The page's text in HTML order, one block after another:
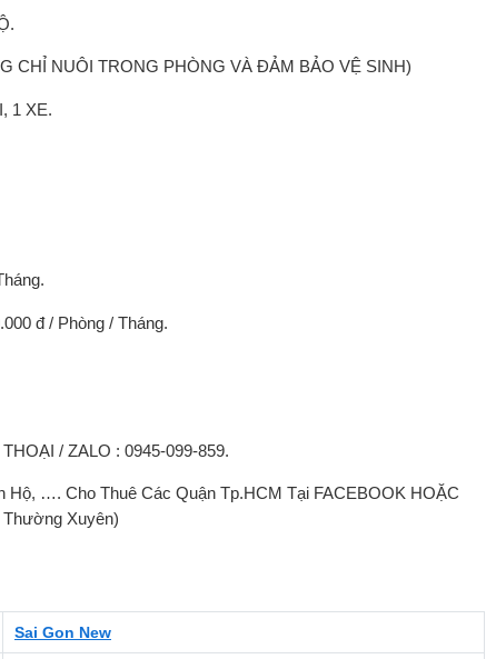
CHỈ NUÔI TRONG PHÒNG VÀ ĐẢM BẢO VỆ SINH)
1 XE.
đ / Phòng / Tháng.
/ ZALO : 0945-099-859.
Hộ, …. Cho Thuê Các Quận Tp.HCM Tại FACEBOOK HOẶC
Xuyên)
Sai Gon New